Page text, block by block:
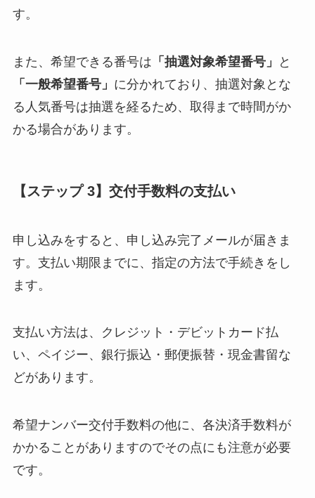
す。
また、希望できる番号は 「抽選対象希望番号」
と
「一般希望番号」 に分かれており、抽選対象とな
る人気番号は抽選を経るため、取得まで時間がか
かる場合があります。
【ステップ 3】交付手数料の支払い
申し込みをすると、申し込み完了メールが届きま
す。支払い期限までに、指定の方法で手続きをし
ます。
支払い方法は、クレジット・デビットカード払
い、ペイジー、銀行振込・郵便振替・現金書留な
どがあります。
希望ナンバー交付手数料の他に、各決済手数料が
かかることがありますのでその点にも注意が必要
です。